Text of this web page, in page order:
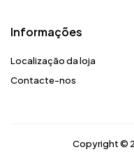
Informações
Localização da loja
Contacte-nos
Copyright ©